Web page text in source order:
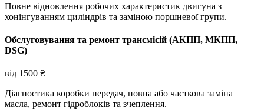
Повне відновлення робочих характеристик двигуна з
хонінгуванням циліндрів та заміною поршневої групи.
Обслуговування та ремонт трансмісій (АКПП, МКПП,
DSG)
від 1500 ₴
Діагностика коробки передач, повна або часткова заміна
масла, ремонт гідроблоків та зчеплення.